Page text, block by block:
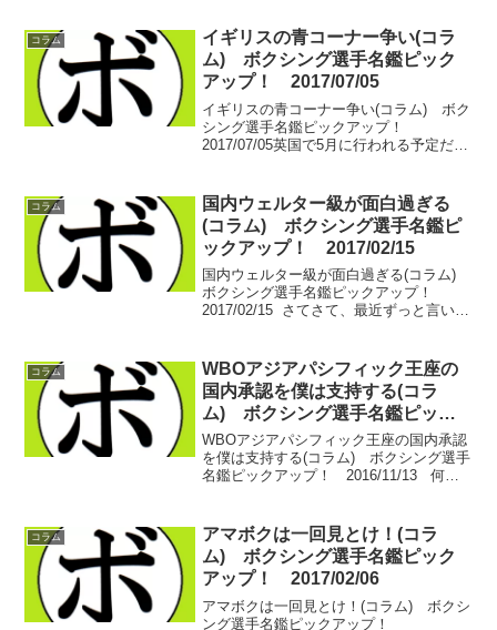
きる人間が少な過ぎるのでここに吐きだ
そうと思う...
コラム
イギリスの青コーナー争い(コラ
ム) ボクシング選手名鑑ピック
アップ！ 2017/07/05
イギリスの青コーナー争い(コラム) ボク
シング選手名鑑ピックアップ！
2017/07/05英国で5月に行われる予定だっ
たのではないかと思われる。ミッチェ
ル・スミス(...
コラム
国内ウェルター級が面白過ぎる
(コラム) ボクシング選手名鑑ピ
ックアップ！ 2017/02/15
国内ウェルター級が面白過ぎる(コラム)
ボクシング選手名鑑ピックアップ！
2017/02/15 さてさて、最近ずっと言い続
オンカーニバルでランク1位の坂本 大
輔...
コラム
WBOアジアパシフィック王座の
国内承認を僕は支持する(コラ
ム) ボクシング選手名鑑ピック
アップ！ 2016/11/13
WBOアジアパシフィック王座の国内承認
を僕は支持する(コラム) ボクシング選手
名鑑ピックアップ！ 2016/11/13 何か
国内承認…。 2016年4月、日本プロボ...
コラム
アマボクは一回見とけ！(コラ
ム) ボクシング選手名鑑ピック
アップ！ 2017/02/06
アマボクは一回見とけ！(コラム) ボクシ
ング選手名鑑ピックアップ！